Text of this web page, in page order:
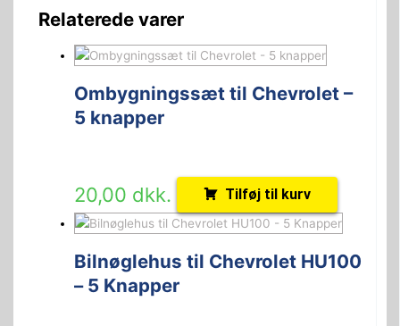
Relaterede varer
Ombygningssæt til Chevrolet –
5 knapper
20,00 dkk. Tilføj til kurv
Bilnøglehus til Chevrolet HU100
– 5 Knapper